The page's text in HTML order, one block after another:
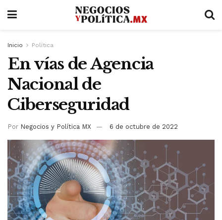
Inicio Política
En vías de Agencia
Nacional de
Ciberseguridad
Por Negocios y Política MX 6 de octubre de 2022